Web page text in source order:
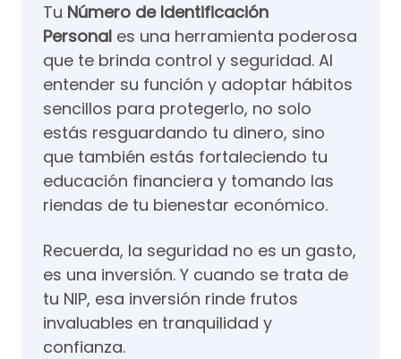
Tu Número de Identificación
Personal es una herramienta poderosa
que te brinda control y seguridad. Al
entender su función y adoptar hábitos
sencillos para protegerlo, no solo
estás resguardando tu dinero, sino
que también estás fortaleciendo tu
educación financiera y tomando las
riendas de tu bienestar económico.
Recuerda, la seguridad no es un gasto,
es una inversión. Y cuando se trata de
tu NIP, esa inversión rinde frutos
invaluables en tranquilidad y
confianza.